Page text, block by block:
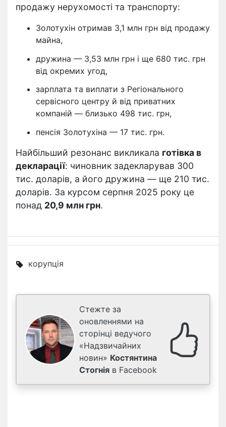
продажу нерухомості та транспорту:
Золотухін отримав 3,1 млн грн від продажу
майна,
дружина — 3,53 млн грн і ще 680 тис. грн
від окремих угод,
зарплата та виплати з Регіонального
сервісного центру й від приватних
компаній — близько 498 тис. грн,
пенсія Золотухіна — 17 тис. грн.
Найбільший резонанс викликала готівка в
декларації: чиновник задекларував 300
тис. доларів, а його дружина — ще 210 тис.
доларів. За курсом серпня 2025 року це
понад 20,9 млн грн.
корупція
Стежте за
оновленнями на
сторінці ведучого
«Надзвичайних
новин» Костянтина
Стогнія в Facebook